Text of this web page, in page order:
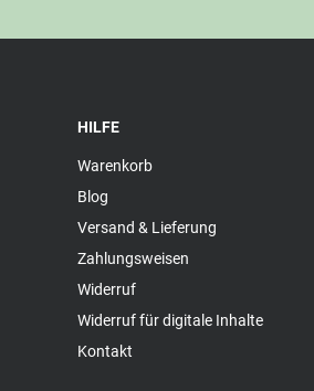
HILFE
Warenkorb
Blog
Versand & Lieferung
Zahlungsweisen
Widerruf
Widerruf für digitale Inhalte
Kontakt